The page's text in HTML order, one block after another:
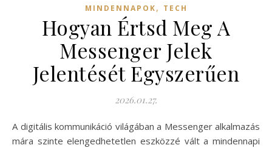
MINDENNAPOK, TECH
Hogyan Értsd Meg A
Messenger Jelek
Jelentését Egyszerűen
2026.01.27.
A digitális kommunikáció világában a Messenger alkalmazás
mára szinte elengedhetetlen eszközzé vált a mindennapi